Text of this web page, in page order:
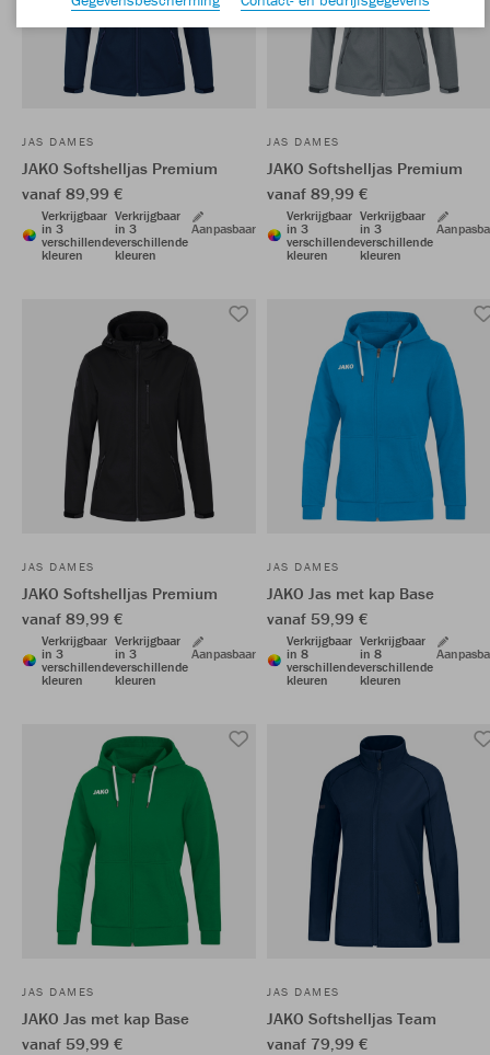
JAS DAMES
JAKO Softshelljas Premium
vanaf 89,99 €
Verkrijgbaar
in 3
verschillende
kleuren
Verkrijgbaar
in 3
verschillende
kleuren
Aanpasbaar
JAS DAMES
JAKO Softshelljas Premium
vanaf 89,99 €
Verkrijgbaar
in 3
verschillende
kleuren
Verkrijgbaar
in 3
verschillende
kleuren
JAS DAMES
JAKO Softshelljas Premium
vanaf 89,99 €
Verkrijgbaar
in 3
verschillende
kleuren
Verkrijgbaar
in 3
verschillende
kleuren
Aanpasbaar
JAS DAMES
JAKO Jas met kap Base
vanaf 59,99 €
Verkrijgbaar
in 8
verschillende
kleuren
Verkrijgbaar
in 8
verschillende
kleuren
JAS DAMES
JAKO Jas met kap Base
vanaf 59,99 €
JAS DAMES
JAKO Softshelljas Team
vanaf 79,99 €